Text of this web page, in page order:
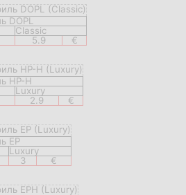
DOPL
Classic
5.9 €
HP-H
Luxury
2.9 €
EP
Luxury
3 €